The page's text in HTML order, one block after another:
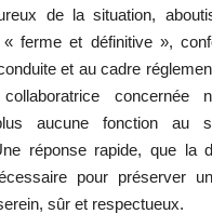
de la situation,
« ferme et définitive »,
et au cadre
concernée
aucune fonction au
réponse rapide, que la
pour préserver
sûr et respectueux.